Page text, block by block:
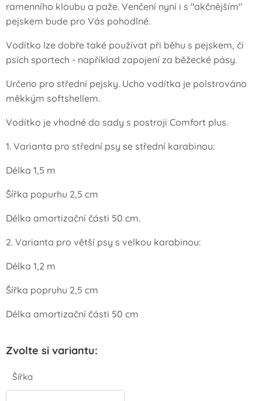
ramenního kloubu a paže. Venčení nyní i s "akčnějším"
pejskem bude pro Vás pohodlné.
Vodítko lze dobře také používat při běhu s pejskem, či
psích sportech - například zapojení za běžecké pásy.
Určeno pro střední pejsky. Ucho vodítka je polstrováno
měkkým softshellem.
Vodítko je vhodné do sady s postroji Comfort plus.
1. Varianta pro střední psy se střední karabinou:
Délka 1,5 m
Šířka popurhu 2,5 cm
Délka amortizační části 50 cm.
2. Varianta pro větší psy s velkou karabinou:
Délka 1,2 m
Šířka popruhu 2,5 cm
Délka amortizační části 50 cm
Zvolte si variantu:
Šířka